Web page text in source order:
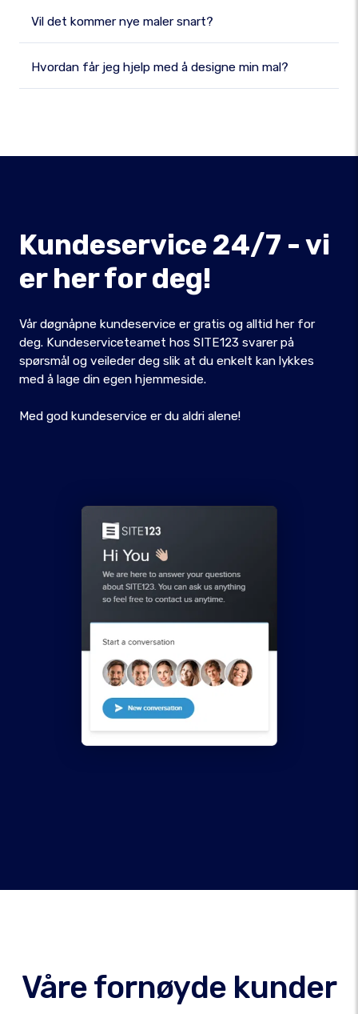
Vil det kommer nye maler snart?
Hvordan får jeg hjelp med å designe min mal?
Kundeservice 24/7 - vi
er her for deg!
Vår døgnåpne kundeservice er gratis og alltid her for
deg. Kundeserviceteamet hos SITE123 svarer på
spørsmål og veileder deg slik at du enkelt kan lykkes
med å lage din egen hjemmeside.
Med god kundeservice er du aldri alene!
Våre fornøyde kunder